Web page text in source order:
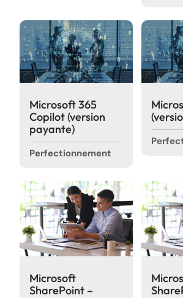
Microsoft 365
Copilot (version
payante)
Perfectionnement
Microsoft
SharePoint –
Où souhaitez-
partager cette